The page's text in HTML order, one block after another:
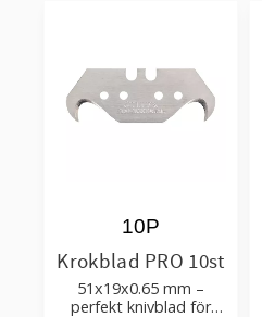
Krokblad PRO 10st
51x19x0.65 mm –
perfekt knivblad för
10P